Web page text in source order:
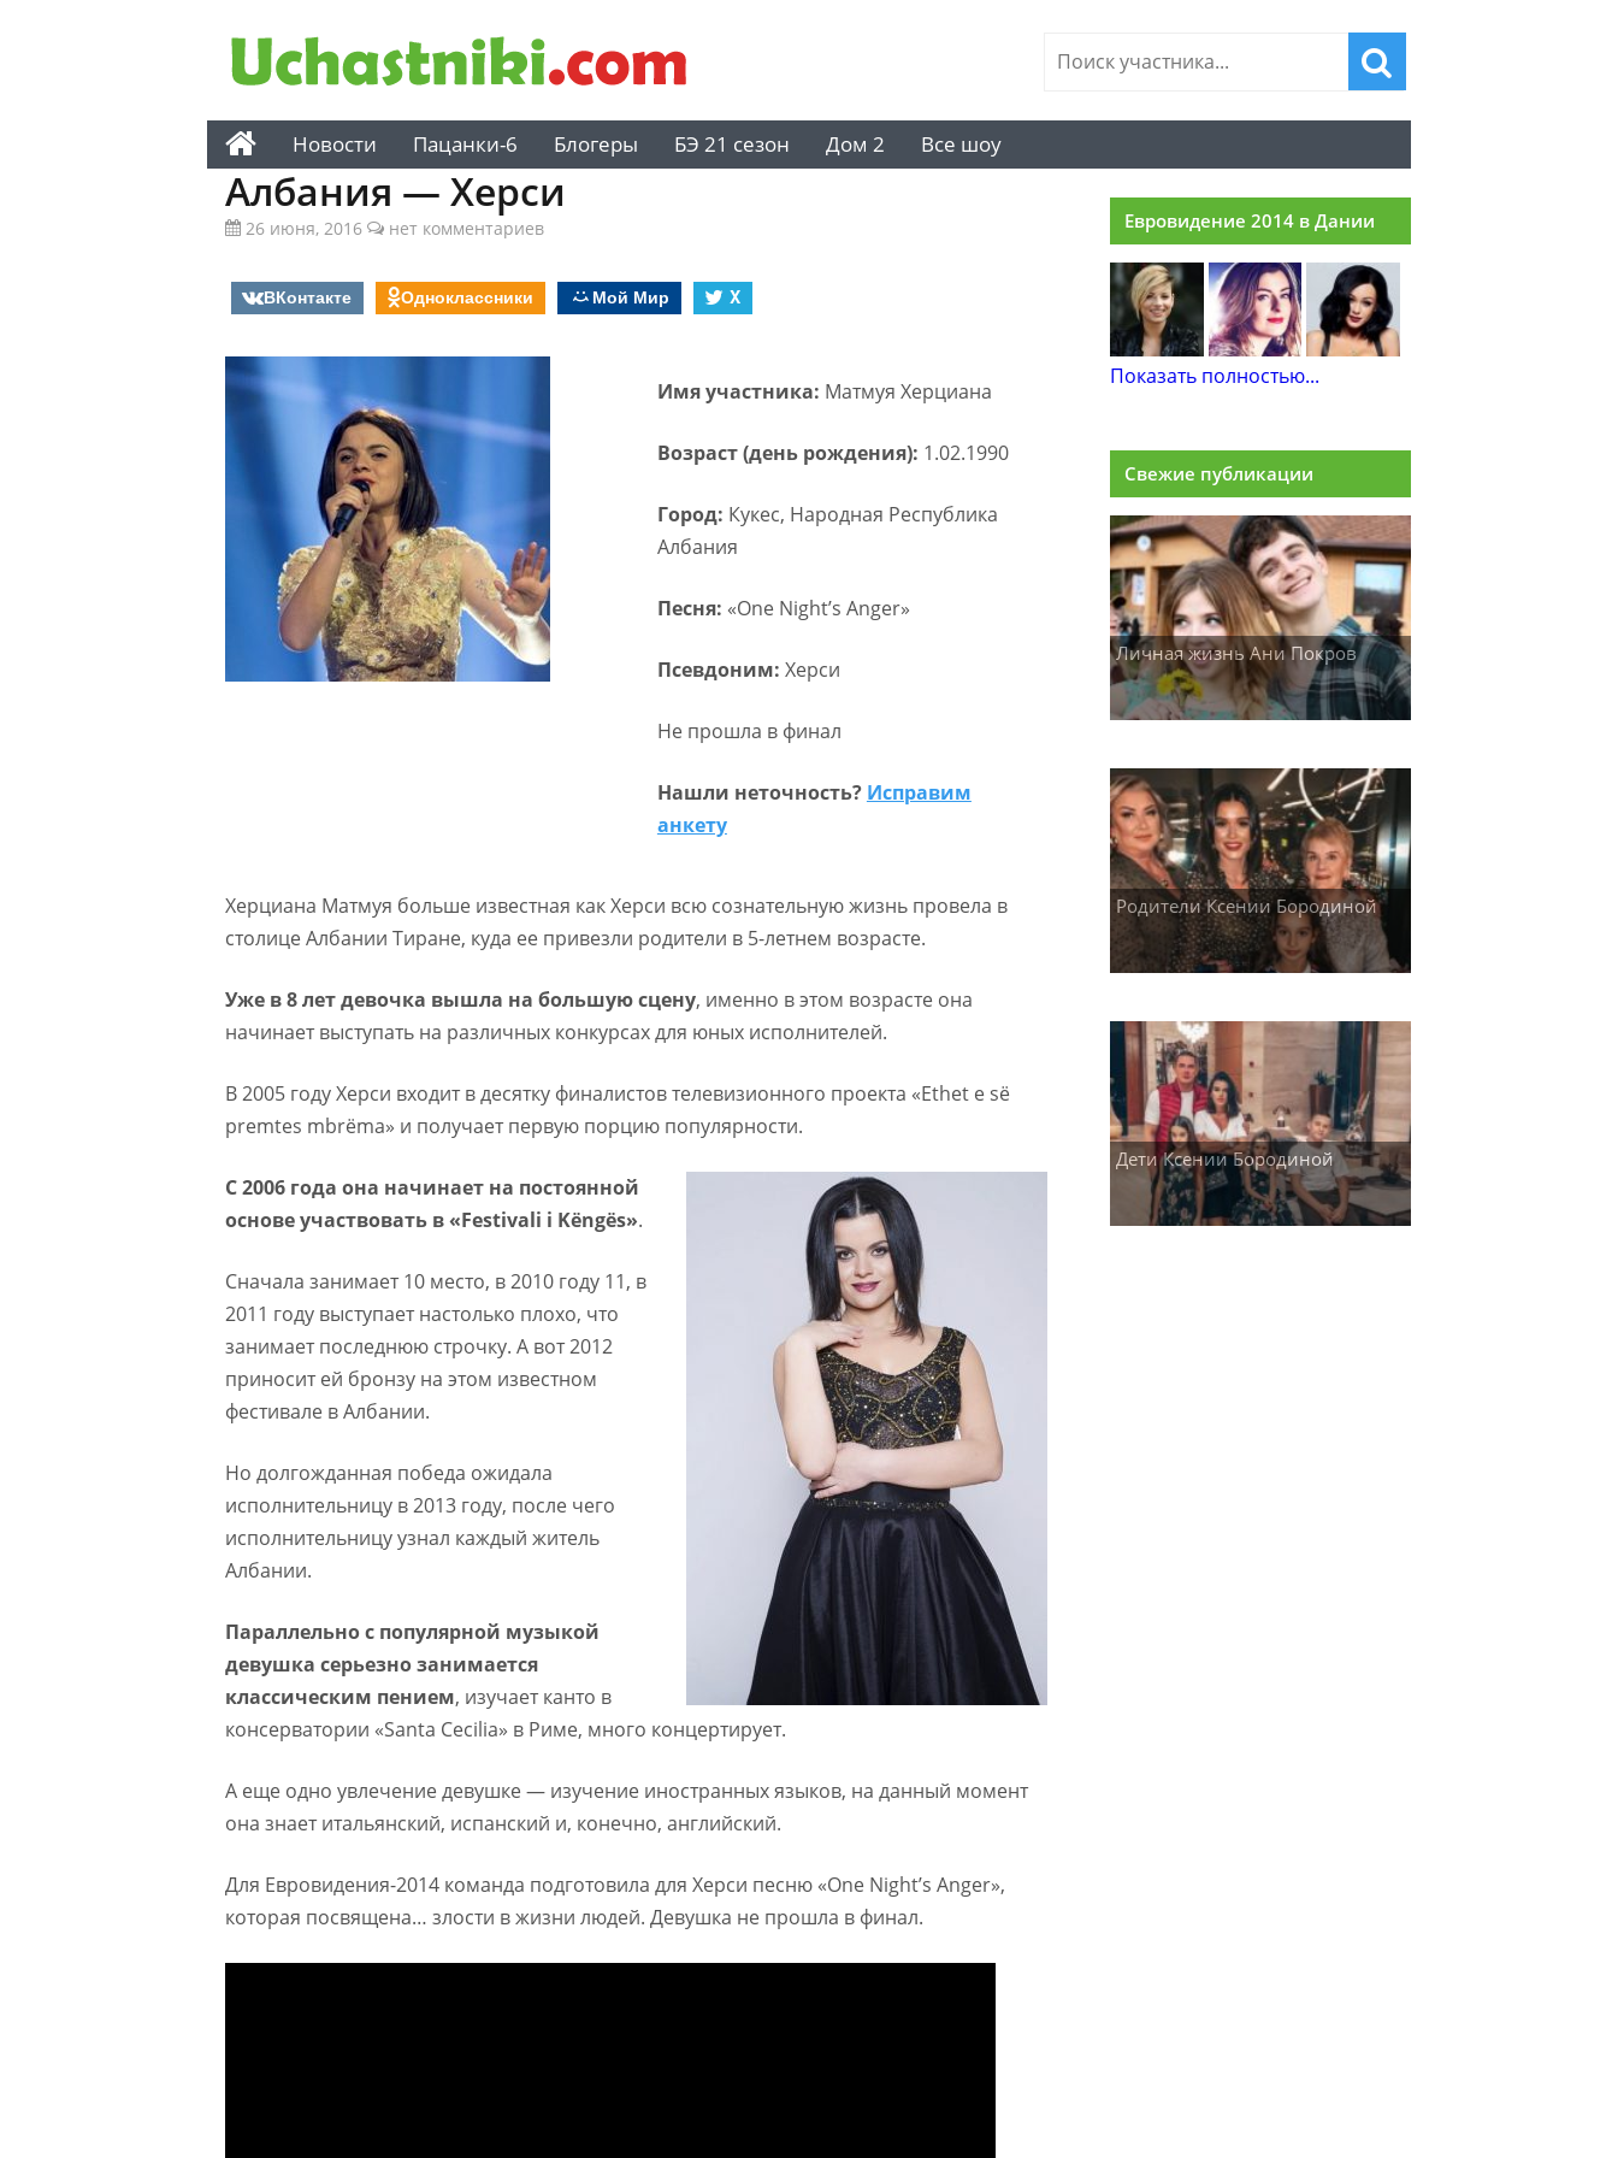
Новости Пацанки-6 Блогеры БЭ 21 сезон Дом 2 Все шоу
Албания — Херси
26 июня, 2016 нет комментариев
ВКонтакте Одноклассники Мой Мир X
Имя участника: Матмуя Херциана
Возраст (день рождения): 1.02.1990
Город: Кукес, Народная Республика
Албания
Песня: «One Night’s Anger»
Псевдоним: Херси
Не прошла в финал
Нашли неточность? Исправим
анкету
Херциана Матмуя больше известная как Херси всю сознательную жизнь провела в
столице Албании Тиране, куда ее привезли родители в 5-летнем возрасте.
Уже в 8 лет девочка вышла на большую сцену, именно в этом возрасте она
начинает выступать на различных конкурсах для юных исполнителей.
В 2005 году Херси входит в десятку финалистов телевизионного проекта «Ethet e së
premtes mbrëma» и получает первую порцию популярности.
С 2006 года она начинает на постоянной
основе участвовать в «Festivali i Këngës».
Сначала занимает 10 место, в 2010 году 11, в
2011 году выступает настолько плохо, что
занимает последнюю строчку. А вот 2012
приносит ей бронзу на этом известном
фестивале в Албании.
Но долгожданная победа ожидала
исполнительницу в 2013 году, после чего
исполнительницу узнал каждый житель
Албании.
Параллельно с популярной музыкой
девушка серьезно занимается
классическим пением, изучает канто в
консерватории «Santa Cecilia» в Риме, много концертирует.
А еще одно увлечение девушке — изучение иностранных языков, на данный момент
она знает итальянский, испанский и, конечно, английский.
Для Евровидения-2014 команда подготовила для Херси песню «One Night’s Anger»,
которая посвящена… злости в жизни людей. Девушка не прошла в финал.
Евровидение 2014 в Дании
Показать полностью...
Свежие публикации
Личная жизнь Ани Покров
Родители Ксении Бородиной
Дети Ксении Бородиной